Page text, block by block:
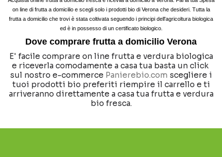
on line di frutta a domicilio e scegli solo i prodotti bio di Verona che desideri. Tutta la
frutta a domicilio che trovi è stata coltivata seguendo i principi dell'agricoltura biologica
ed è in possesso di un certificato biologico.
Dove comprare frutta a domicilio Verona
E' facile comprare on line frutta e verdura biologica
e riceverla comodamente a casa tua basta un click
sul nostro e-commerce Panierebio.com scegliere i
tuoi prodotti bio preferiti riempire il carrello e ti
arriveranno direttamente a casa tua frutta e verdura
bio fresca.